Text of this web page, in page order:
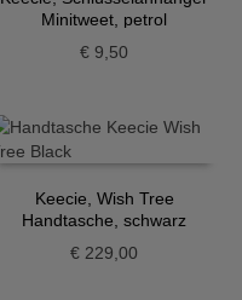
Minitweet, petrol
€ 9,50
Keecie, Wish Tree
Handtasche, schwarz
€ 229,00